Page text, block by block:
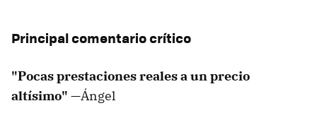
Principal comentario crítico
"Pocas prestaciones reales a un precio
altísimo" —Ángel